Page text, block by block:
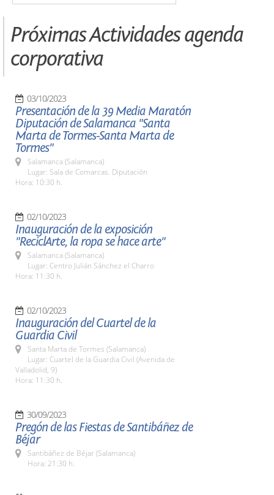
Próximas Actividades agenda
corporativa
03/10/2023
Presentación de la 39 Media Maratón
Diputación de Salamanca "Santa
Marta de Tormes-Santa Marta de
Tormes"
Salamanca (Salamanca)
Lugar: Sala de Comarcas. Diputación
Hora: 10:30 h.
02/10/2023
Inauguración de la exposición
"ReciclArte, la ropa se hace arte"
Salamanca (Salamanca)
Lugar: Centro Julián Sánchez el Charro
Hora: 11:30 h.
02/10/2023
Inauguración del Cuartel de la
Guardia Civil
Santa Marta de Tormes (Salamanca)
Lugar: Cuartel de la Guardia Civil (Avenida de
Valladolid, 9)
Hora: 11:30 h.
30/09/2023
Pregón de las Fiestas de Santibáñez de
Béjar
Santibáñez de Béjar (Salamanca)
Hora: 21:30 h.